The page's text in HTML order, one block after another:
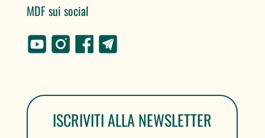
MDF sui social
ISCRIVITI ALLA NEWSLETTER